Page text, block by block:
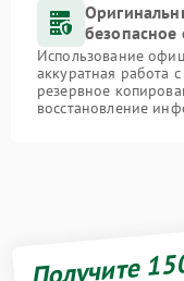
Использование
аккуратная работа
резервное
восстановление
Получите